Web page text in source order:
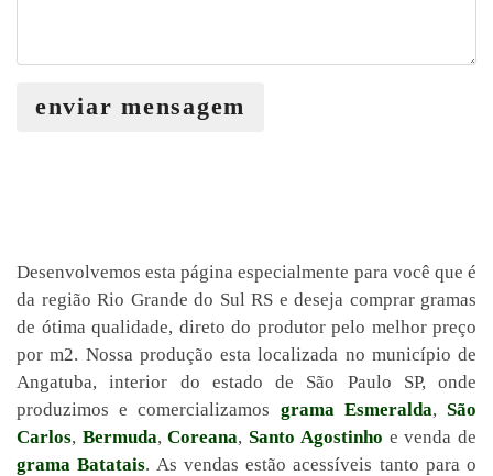
enviar mensagem
Desenvolvemos esta página especialmente para você que é
da região Rio Grande do Sul RS e deseja comprar gramas
de ótima qualidade, direto do produtor pelo melhor preço
por m2. Nossa produção esta localizada no município de
Angatuba, interior do estado de São Paulo SP, onde
produzimos e comercializamos grama Esmeralda,São
Carlos, Bermuda,Coreana,Santo Agostinho e venda de
grama Batatais. As vendas estão acessíveis tanto para o